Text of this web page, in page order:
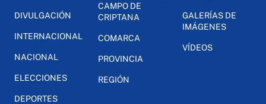
DIVULGACIÓN
INTERNACIONAL
NACIONAL
ELECCIONES
DEPORTES
CAMPO DE
CRIPTANA
COMARCA
PROVINCIA
REGIÓN
GALERÍAS DE
IMÁGENES
VÍDEOS